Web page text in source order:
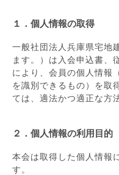
１．個人情報の取得
一般社団法人兵庫県宅地
ます。）は入会申込書、
により、会員の個人情報
を識別できるもの）を取
ては、適法かつ適正な方
２．個人情報の利用目的
本会は取得した個人情報
す。